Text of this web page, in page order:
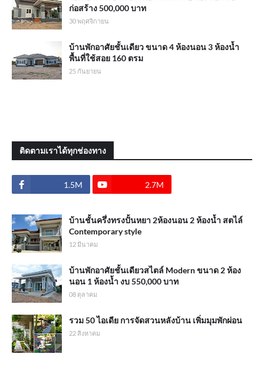
ก่อสร้าง 500,000 บาท
30 พฤศจิกายน
บ้านพักอาศัยชั้นเดียว ขนาด 4 ห้องนอน 3 ห้องน้ำ
พื้นที่ใช้สอย 160 ตรม
25 กันยายน
ติดตามเราได้ทุกช่องทาง
1.5M 2.7M
บ้านชั้นครึ่งทรงปั้นหยา 2ห้องนอน 2 ห้องน้ำ สตไล์
Contemporary style
12 มีนาคม
บ้านพักอาศัยชั้นเดียวสไตล์ Modern ขนาด 2 ห้อง
นอน 1 ห้องน้ำ งบ 550,000 บาท
08 ตุลาคม
รวม 50 ไอเดีย การจัดสวนหลังบ้าน เพิ่มมุมพักผ่อน
22 สิงหาคม